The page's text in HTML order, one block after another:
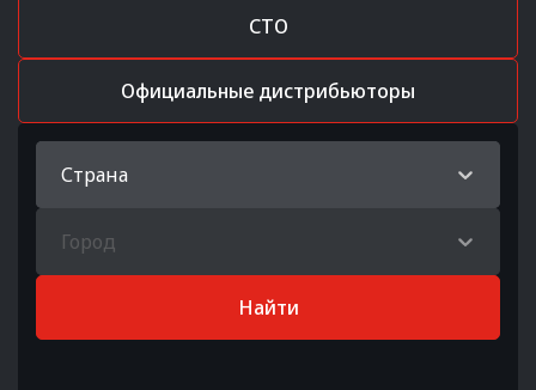
СТО
Официальные дистрибьюторы
Страна
Город
Найти